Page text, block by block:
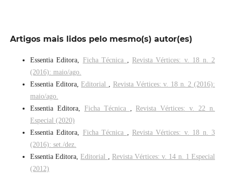
Artigos mais lidos pelo mesmo(s) autor(es)
Essentia Editora, Ficha Técnica , Revista Vértices: v. 18 n. 2
(2016): maio/ago.
Essentia Editora, Editorial , Revista Vértices: v. 18 n. 2 (2016):
maio/ago.
Essentia Editora, Ficha Técnica , Revista Vértices: v. 22 n.
Especial (2020)
Essentia Editora, Ficha Técnica , Revista Vértices: v. 18 n. 3
(2016): set./dez.
Essentia Editora, Editorial , Revista Vértices: v. 14 n. 1 Especial
(2012)